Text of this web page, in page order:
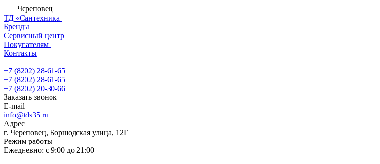
Череповец
ТД «Сантехника
Бренды
Сервисный центр
Покупателям
Контакты
+7 (8202) 28‑61-65
+7 (8202) 28‑61-65
+7 (8202) 20‑30-66
Заказать звонок
E-mail
info@tds35.ru
Адрес
г. Череповец, Боршодская улица, 12Г
Режим работы
Ежедневно: с 9:00 до 21:00